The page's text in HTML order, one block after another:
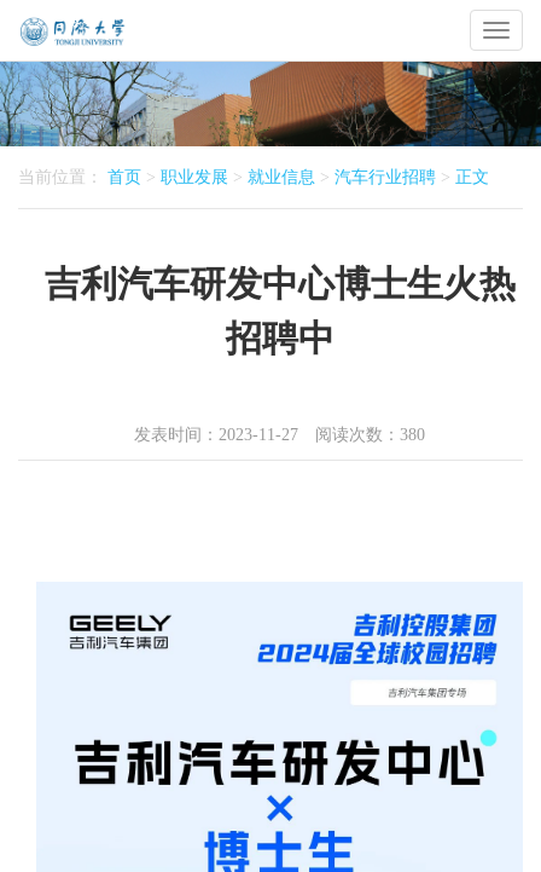
Toggle
当前位置： 首页 > 职业发展 > 就业信息 > 汽车行业招聘 > 正文
吉利汽车研发中心博士生火热
招聘中
发表时间：2023-11-27 阅读次数： 380